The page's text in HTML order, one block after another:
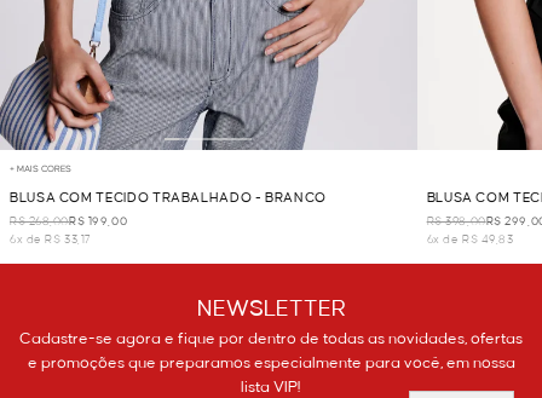
+ MAIS CORES
BLUSA COM TECIDO TRABALHADO - BRANCO
R$ 268,00R$ 199,00
6x de R$ 33,17
BLUSA COM
R$ 398,00R$
6x de R$ 49,83
NEWSLETTER
Cadastre-se agora e fique por dentro de todas as novidades, ofertas
e promoções que preparamos especialmente para você, em nossa
lista VIP!